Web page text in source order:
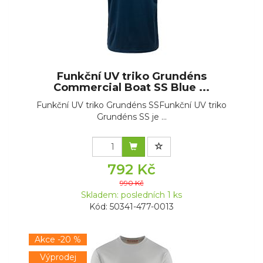
Funkční UV triko Grundéns
Commercial Boat SS Blue ...
Funkční UV triko Grundéns SSFunkční UV triko
Grundéns SS je ...
792 Kč
990 Kč
Skladem: posledních 1 ks
Kód: 50341-477-0013
Akce -20 %
Výprodej